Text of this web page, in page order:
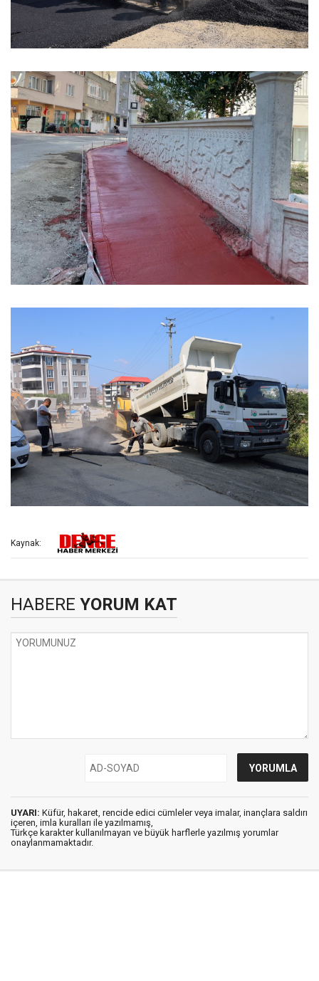
Kaynak:
HABERE YORUM KAT
UYARI: Küfür, hakaret, rencide edici cümleler veya imalar, inançlara saldırı
içeren, imla kuralları ile yazılmamış,
Türkçe karakter kullanılmayan ve büyük harflerle yazılmış yorumlar
onaylanmamaktadır.